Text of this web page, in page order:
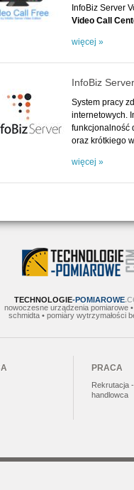
InfoBiz Server
Video Call
więcej »
InfoBiz Server
System pracy
internetowych.
funkcjonalność
oraz krótkiego
więcej »
TECHNOLOGIE-POMIAROWE
nowoczesne urządzenia pomiarowe •
schmidta • pomiary wytrzymałości
PRACA
Rekrutacja
handlowca